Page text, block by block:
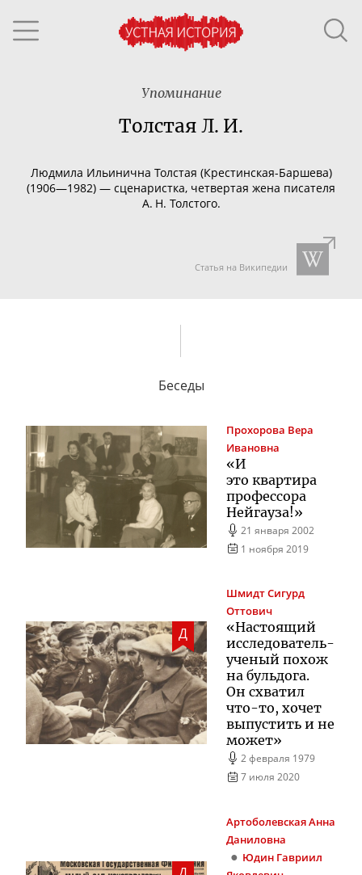
Упоминание
Толстая Л. И.
Людмила Ильинична Толстая (Крестинская-Баршева)
(1906—1982) — сценаристка, четвертая жена писателя
А. Н. Толстого.
Статья на Википедии
Беседы
Прохорова Вера
Ивановна
«И
это квартира
профессора
Нейгауза!»
21 января 2002
1 ноября 2019
Д
ШмидтСигурд
Оттович
«Настоящий
исследователь-
ученый похож
на бульдога.
Он схватил
что-то, хочет
выпустить и не
может»
2 февраля 1979
7 июля 2020
АртоболевскаяАнна
Даниловна
Юдин Гавриил